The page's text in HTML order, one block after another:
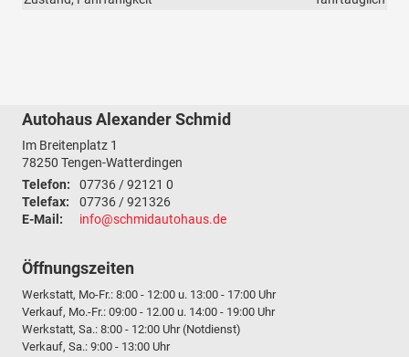
Autohaus Alexander Schmid
Im Breitenplatz 1
78250 Tengen-Watterdingen
Telefon:
07736 / 92121 0
Telefax:
07736 / 921326
E-Mail:
info@schmidautohaus.de
Öffnungszeiten
Werkstatt, Mo-Fr.: 8:00 - 12:00 u. 13:00 - 17:00 Uhr
Verkauf, Mo.-Fr.: 09:00 - 12.00 u. 14:00 - 19:00 Uhr
Werkstatt, Sa.: 8:00 - 12:00 Uhr (Notdienst)
Verkauf, Sa.: 9:00 - 13:00 Uhr